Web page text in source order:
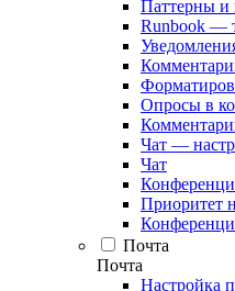
Паттерны
Runbook —
Опросы в
Чат —
Чат
Приоритет
Почта
Почта
Настройка